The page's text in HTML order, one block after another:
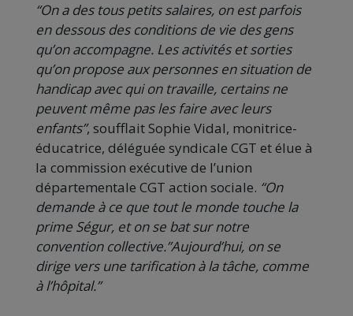
“On a des tous petits salaires, on est parfois
en dessous des conditions de vie des gens
qu’on accompagne. Les activités et sorties
qu’on propose aux personnes en situation de
handicap avec qui on travaille, certains ne
peuvent même pas les faire avec leurs
enfants”, soufflait Sophie Vidal, monitrice-
éducatrice, déléguée syndicale CGT et élue à
la commission exécutive de l’union
départementale CGT action sociale. “On
demande à ce que tout le monde touche la
prime Ségur, et on se bat sur notre
convention collective.”Aujourd’hui, on se
dirige vers une tarification à la tâche, comme
à l’hôpital.”